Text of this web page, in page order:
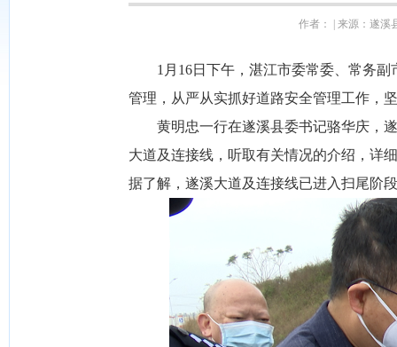
作者： | 来源：遂溪
1月16日下午，湛江市委常委、常务副
管理，从严从实抓好道路安全管理工作，
黄明忠一行在遂溪县委书记骆华庆，遂
大道及连接线，听取有关情况的介绍，详
据了解，遂溪大道及连接线已进入扫尾阶